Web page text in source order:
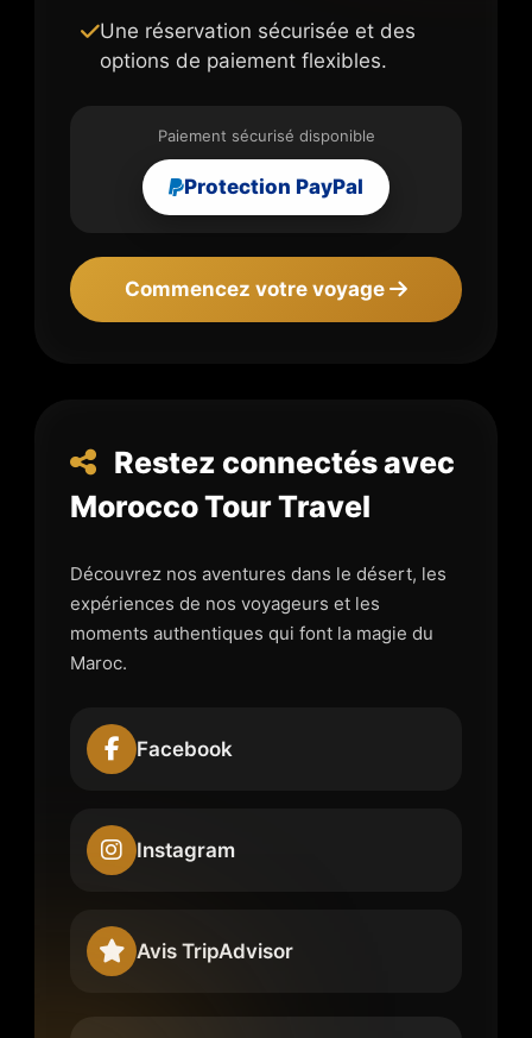
Une réservation sécurisée et des
options de paiement flexibles.
Paiement sécurisé disponible
Protection PayPal
Commencez votre voyage
Restez connectés avec
Morocco Tour Travel
Découvrez nos aventures dans le désert, les
expériences de nos voyageurs et les
moments authentiques qui font la magie du
Maroc.
Facebook
Instagram
Avis TripAdvisor